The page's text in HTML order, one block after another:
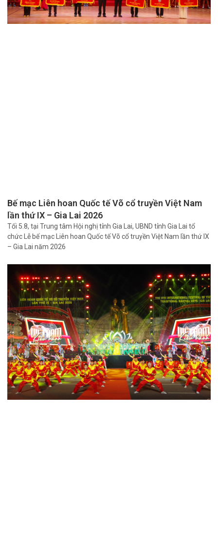
Bế mạc Liên hoan Quốc tế Võ cổ truyền Việt Nam
lần thứ IX – Gia Lai 2026
Tối 5.8, tại Trung tâm Hội nghị tỉnh Gia Lai, UBND tỉnh Gia Lai tổ
chức Lễ bế mạc Liên hoan Quốc tế Võ cổ truyền Việt Nam lần thứ IX
– Gia Lai năm 2026